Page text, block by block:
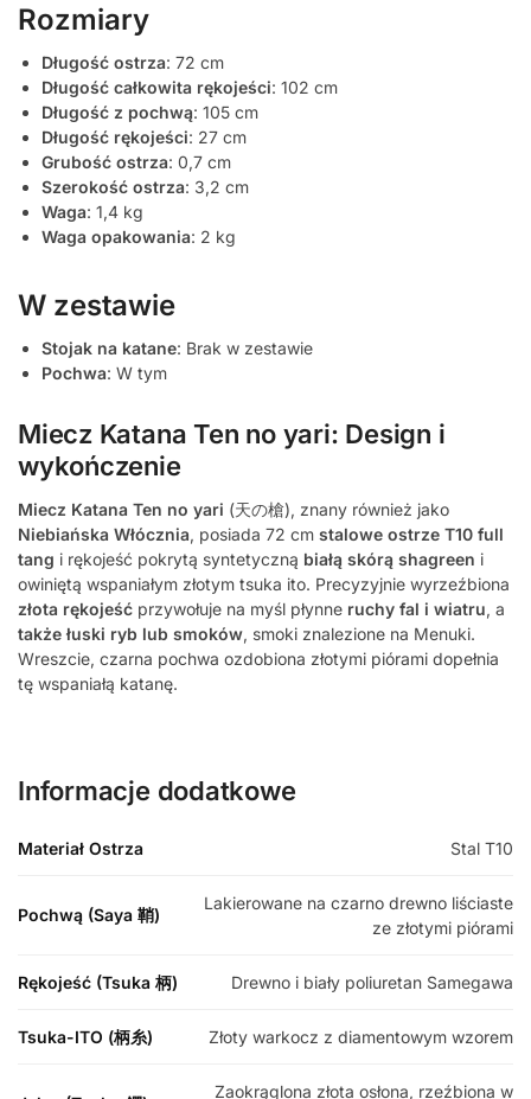
Rozmiary
Długość ostrza: 72 cm
Długość całkowita rękojeści: 102 cm
Długość z pochwą: 105 cm
Długość rękojeści: 27 cm
Grubość ostrza: 0,7 cm
Szerokość ostrza: 3,2 cm
Waga: 1,4 kg
Waga opakowania: 2 kg
W zestawie
Stojak na katane: Brak w zestawie
Pochwa: W tym
Miecz Katana Ten no yari: Design i
wykończenie
Miecz Katana Ten no yari (天の槍), znany również jako
Niebiańska Włócznia, posiada 72 cm stalowe ostrze T10 full
tang i rękojeść pokrytą syntetyczną białą skórą shagreen i
owiniętą wspaniałym złotym tsuka ito. Precyzyjnie wyrzeźbiona
złota rękojeść przywołuje na myśl płynne ruchy fal i wiatru, a
także łuski ryb lub smoków, smoki znalezione na Menuki.
Wreszcie, czarna pochwa ozdobiona złotymi piórami dopełnia
tę wspaniałą katanę.
Informacje dodatkowe
Materiał Ostrza Stal T10
Pochwą (Saya 鞘)
Lakierowane na czarno drewno liściaste
ze złotymi piórami
Rękojeść (Tsuka 柄) Drewno i biały poliuretan Samegawa
Tsuka-ITO (柄糸) Złoty warkocz z diamentowym wzorem
Zaokrąglona złota osłona, rzeźbiona w